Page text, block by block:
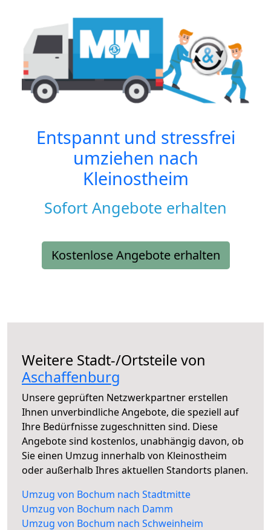
Entspannt und stressfrei
umziehen nach
Kleinostheim
Sofort Angebote erhalten
Kostenlose Angebote erhalten
Weitere Stadt-/Ortsteile von
Aschaffenburg
Unsere geprüften Netzwerkpartner erstellen
Ihnen unverbindliche Angebote, die speziell auf
Ihre Bedürfnisse zugeschnitten sind. Diese
Angebote sind kostenlos, unabhängig davon, ob
Sie einen Umzug innerhalb von Kleinostheim
oder außerhalb Ihres aktuellen Standorts planen.
Umzug von Bochum nach Stadtmitte
Umzug von Bochum nach Damm
Umzug von Bochum nach Schweinheim